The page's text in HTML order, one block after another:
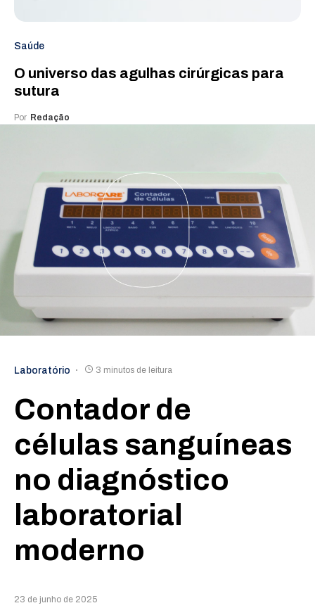
Saúde
O universo das agulhas cirúrgicas para
sutura
Por Redação
Laboratório 3 minutos de leitura
Contador de
células sanguíneas
no diagnóstico
laboratorial
moderno
23 de junho de 2025